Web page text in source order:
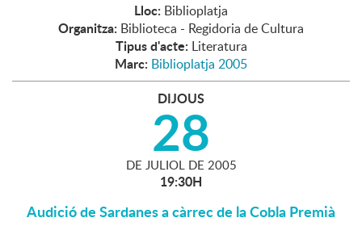
Lloc: Biblioplatja
Organitza: Biblioteca - Regidoria de Cultura
Tipus d'acte: Literatura
Marc: Biblioplatja 2005
DIJOUS
28
DE JULIOL DE 2005
19:30H
Audició de Sardanes a càrrec de la Cobla Premià